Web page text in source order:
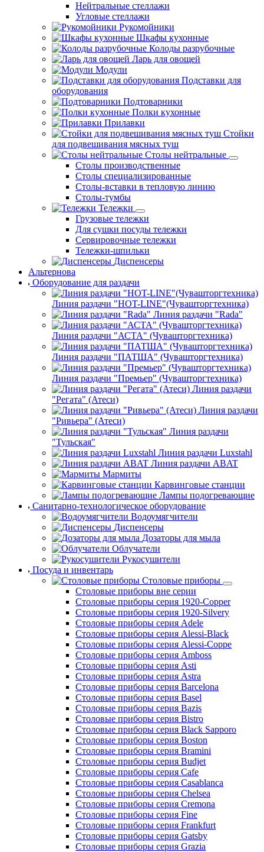
Нейтральные стеллажи
Угловые стеллажи
Рукомойники
Шкафы кухонные
Колоды разрубочные
Ларь для овощей
Модули
Подставки для
оборудования
Подтоварники
Полки кухонные
Прилавки
Стойки
для подвешивания мясных туш
Столы нейтральные
Столы производственные
Столы специализированные
Столы-вставки в тепловую линию
Столы-тумбы
Тележки
Грузовые тележки
Для сушки посуды тележки
Сервировочные тележки
Тележки-шпильки
Диспенсеры
Альтернова
Оборудование для раздачи
Линия раздачи "HOT-LINE"(Чувашторгтехника)
Линия раздачи "Rada"
Линия раздачи "АСТА" (Чувашторгтехника)
Линия раздачи "ПАТША" (Чувашторгтехника)
Линия раздачи "Премьер" (Чувашторгтехника)
Линия раздачи
"Регата" (Атеси)
Линия раздачи
"Ривьера" (Атеси)
Линия раздачи
"Тульская"
Линия раздачи Luxstahl
Линия раздачи ABAT
Мармиты
Карвинговые станции
Лампы подогревающие
Санитарно-технологическое оборудование
Водоумягчители
Диспенсеры
Дозаторы для мыла
Облучатели
Рукосушители
Посуда и инвентарь
Столовые приборы
Столовые приборы вне серии
Столовые приборы серия 1920-Copper
Столовые приборы серия 1920-Silvery
Столовые приборы серия Adele
Столовые приборы серия Alessi-Black
Столовые приборы серия Alessi-Coppe
Столовые приборы серия Amboss
Столовые приборы серия Asti
Столовые приборы серия Astra
Столовые приборы серия Barcelona
Столовые приборы серия Basel
Столовые приборы серия Bazis
Столовые приборы серия Bistro
Столовые приборы серия Black Sapporo
Столовые приборы серия Boston
Столовые приборы серия Bramini
Столовые приборы серия Budjet
Столовые приборы серия Cafe
Столовые приборы серия Casablanca
Столовые приборы серия Chelsea
Столовые приборы серия Cremona
Столовые приборы серия Fine
Столовые приборы серия Frankfurt
Столовые приборы серия Gatsby
Столовые приборы серия Grazia